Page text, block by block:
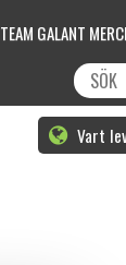
TEAM GALANT
Vart